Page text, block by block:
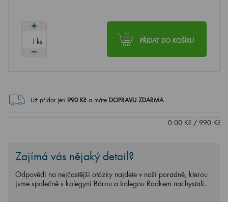
PŘIDAT DO KOŠÍKU
ks
Už přidat jen 990Kč a máte DOPRAVU ZDARMA.
0.00 Kč / 990 Kč
Zajímá vás nějaký detail?
Odpovědi na nejčastější otázky najdete v naší poradně, kterou
jsme společně s kolegyní Bárou a kolegou Radkem nachystali.